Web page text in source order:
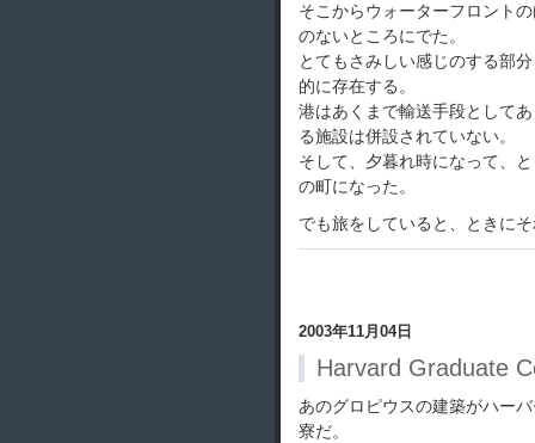
そこからウォーターフロント
のないところにでた。
とてもさみしい感じのする部
的に存在する。
港はあくまで輸送手段として
る施設は併設されていない。
そして、夕暮れ時になって、
の町になった。
でも旅をしていると、ときに
2003年11月04日
Harvard Graduate
あのグロピウスの建築がハー
寮だ。